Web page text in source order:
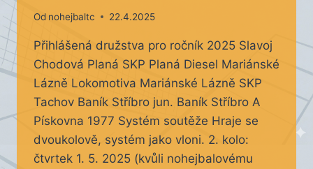
Od nohejbaltc 22.4.2025
Přihlášená družstva pro ročník 2025 Slavoj
Chodová Planá SKP Planá Diesel Mariánské
Lázně Lokomotiva Mariánské Lázně SKP
Tachov Baník Stříbro jun. Baník Stříbro A
Pískovna 1977 Systém soutěže Hraje se
dvoukolově, systém jako vloni. 2. kolo:
čtvrtek 1. 5. 2025 (kvůli nohejbalovému